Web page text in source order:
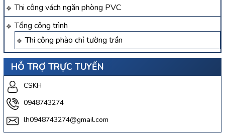
Thi công vách ngăn phòng PVC
Tổng công trình
Thi công phào chỉ tường trần
HỖ TRỢ TRỰC TUYẾN
CSKH
0948743274
lh0948743274@gmail.com